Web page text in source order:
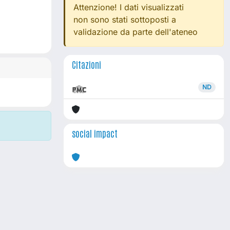
Attenzione! I dati visualizzati
non sono stati sottoposti a
validazione da parte dell'ateneo
Citazioni
ND
social impact